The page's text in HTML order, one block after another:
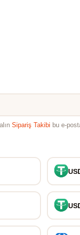
Sipariş Takibi bu e-